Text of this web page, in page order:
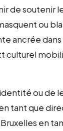
de soutenir
ou
ancrée
ou de
tant que
en